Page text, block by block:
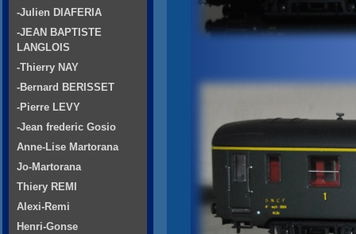
-Julien DIAFERIA
-JEAN BAPTISTE
LANGLOIS
-Thierry NAY
-Bernard BERISSET
-Pierre LEVY
-Jean frederic Gosio
Anne-Lise Martorana
Jo-Martorana
Thiery REMI
Alexi-Remi
Henri-Gonse